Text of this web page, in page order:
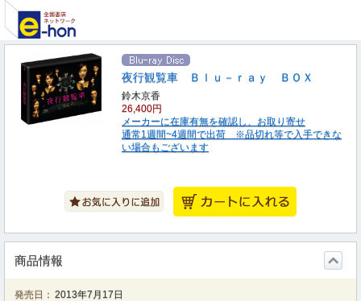
夜行観覧車 Ｂｌｕ－ｒａｙ ＢＯＸ
鈴木京香
26,400円
メーカーに在庫有無を確認し、お取り寄せ
通常1週間~4週間で出荷 ※品切れ等で入手できな
い場合もございます
商品情報
発売日： 2013年7月17日